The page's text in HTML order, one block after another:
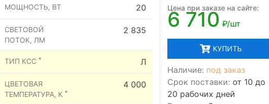
МОЩНОСТЬ, ВТ 20
СВЕТОВОЙ
ПОТОК, ЛМ
2 835
ТИП КСС * Л
ЦВЕТОВАЯ
ТЕМПЕРАТУРА, К *
4 000
Цена при заказе на сайте:
6 710 ₽/шт
КУПИТЬ
Наличие: под заказ
Срок поставки: от 10 до
20 рабочих дней